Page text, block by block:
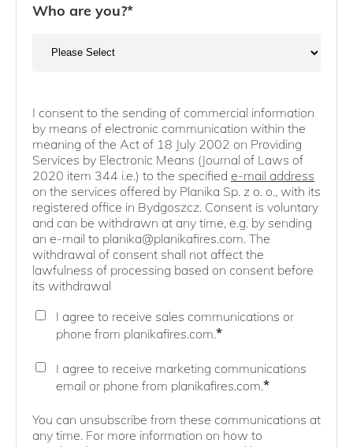
Who are you?*
I consent to the sending of commercial information
by means of electronic communication within the
meaning of the Act of 18 July 2002 on Providing
Services by Electronic Means (Journal of Laws of
2020 item 344 i.e.) to the specified e-mail address
on the services offered by Planika Sp. z o. o., with its
registered office in Bydgoszcz. Consent is voluntary
and can be withdrawn at any time, e.g. by sending
an e-mail to planika@planikafires.com. The
withdrawal of consent shall not affect the
lawfulness of processing based on consent before
its withdrawal
I agree to receive sales communications or
phone from planikafires.com. *
I agree to receive marketing communications
email or phone from planikafires.com. *
You can unsubscribe from these communications at
any time. For more information on how to